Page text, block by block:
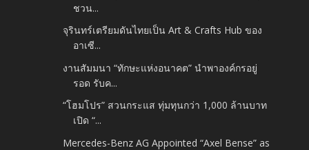
ชวน...
จุรินทร์เตรียมดันไทยเป็น Art & Crafts Hub ของ
อาเซี...
งานสัมมนา “ทักษะแห่งอนาคต” นำพาองค์กรอยู่
รอด รับค...
“โฮมโปร” สวนกระแส ทุ่มทุนกว่า 1,000 ล้านบาท
เปิด “...
Mercedes-Benz AG Appointed “Axel Bense” as